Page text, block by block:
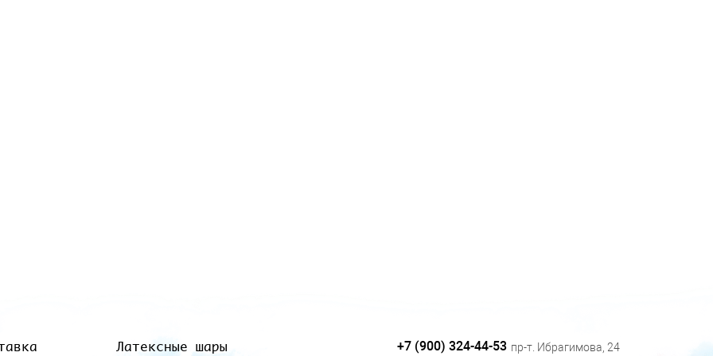
Латексные шары +7 (900) 324-44-53 пр-т. Ибрагимова, 24